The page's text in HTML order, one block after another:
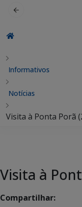
Informativos
Notícias
Visita à Ponta Porã
Visita à
Compartilhar: